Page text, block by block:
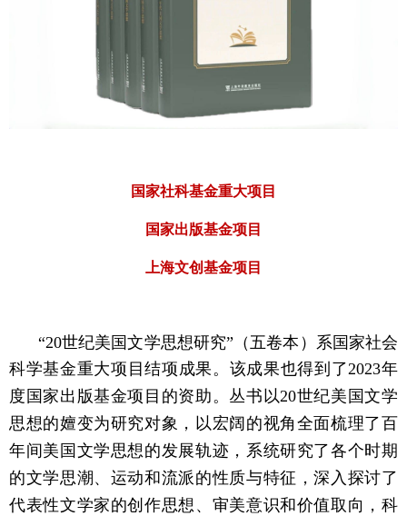
国家社科基金重大项目
国家出版基金项目
上海文创基金项目
“20世纪美国文学思想研究”（五卷本）系国家社会
科学基金重大项目结项成果。该成果也得到了2023年
度国家出版基金项目的资助。丛书以20世纪美国文学
思想的嬗变为研究对象，以宏阔的视角全面梳理了百
年间美国文学思想的发展轨迹，系统研究了各个时期
的文学思潮、运动和流派的性质与特征，深入探讨了
代表性文学家的创作思想、审美意识和价值取向，科